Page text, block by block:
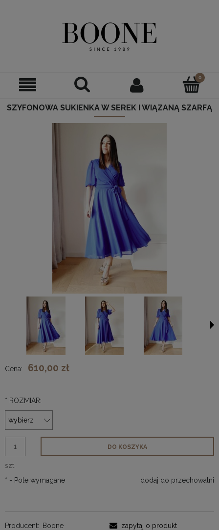
SZYFONOWA SUKIENKA W SEREK I WIĄZANĄ SZARFĄ
Cena: 610,00 zł
* ROZMIAR:
szt.
DO KOSZYKA
dodaj do przechowalni
* - Pole wymagane
Producent:
Boone
zapytaj o produkt